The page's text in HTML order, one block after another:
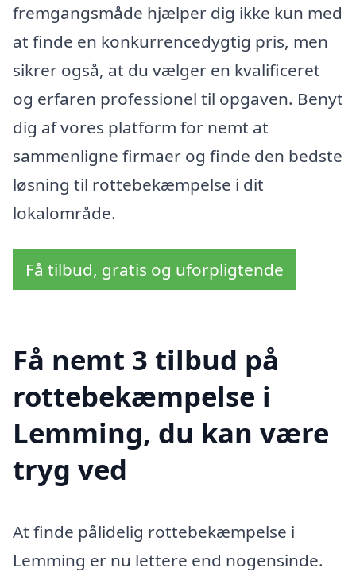
fremgangsmåde hjælper dig ikke kun med
at finde en konkurrencedygtig pris, men
sikrer også, at du vælger en kvalificeret
og erfaren professionel til opgaven. Benyt
dig af vores platform for nemt at
sammenligne firmaer og finde den bedste
løsning til rottebekæmpelse i dit
lokalområde.
Få tilbud, gratis og uforpligtende
Få nemt 3 tilbud på
rottebekæmpelse i
Lemming, du kan være
tryg ved
At finde pålidelig rottebekæmpelse i
Lemming er nu lettere end nogensinde.